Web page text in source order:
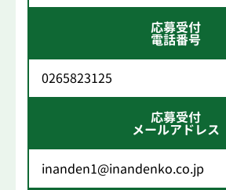
応募受付
電話番号
0265823125
応募受付
メールアドレス
inanden1@inandenko.co.jp